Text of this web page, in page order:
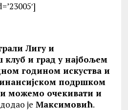
Лигу и
клуб и град у најбољем
годином искуства и
подршком
можемо очекивати и
додао је Максимовић.